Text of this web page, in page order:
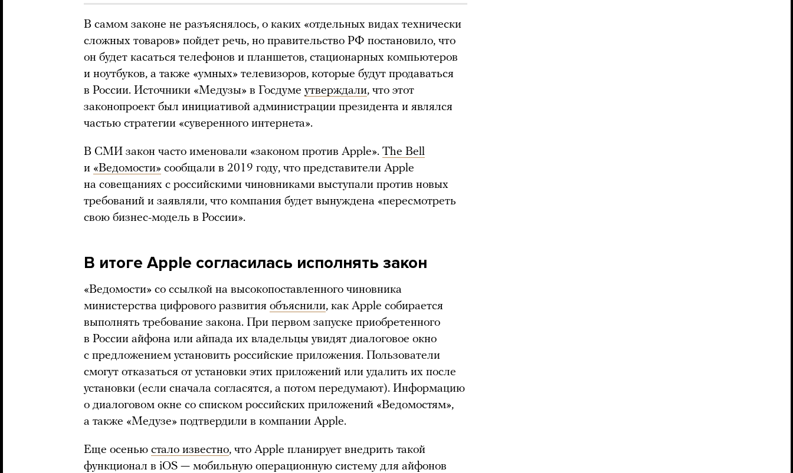
В самом законе не разъяснялось, о каких «отдельных видах технически
сложных товаров» пойдет речь, но правительство РФ постановило, что
он будет касаться телефонов и планшетов, стационарных компьютеров
и ноутбуков, а также «умных» телевизоров, которые будут продаваться
в России. Источники «Медузы» в Госдуме утверждали, что этот
законопроект был инициативой администрации президента и являлся
частью стратегии «суверенного интернета».
В СМИ закон часто именовали «законом против Apple». The Bell
и «Ведомости» сообщали в 2019 году, что представители Apple
на совещаниях с российскими чиновниками выступали против новых
требований и заявляли, что компания будет вынуждена «пересмотреть
свою бизнес-модель в России».
В итоге Apple согласилась исполнять закон
«Ведомости» со ссылкой на высокопоставленного чиновника
министерства цифрового развития объяснили, как Apple собирается
выполнять требование закона. При первом запуске приобретенного
в России айфона или айпада их владельцы увидят диалоговое окно
с предложением установить российские приложения. Пользователи
смогут отказаться от установки этих приложений или удалить их после
установки (если сначала согласятся, а потом передумают). Информацию
о диалоговом окне со списком российских приложений «Ведомостям»,
а также «Медузе» подтвердили в компании Apple.
Еще осенью стало известно, что Apple планирует внедрить такой
функционал в iOS — мобильную операционную систему для айфонов